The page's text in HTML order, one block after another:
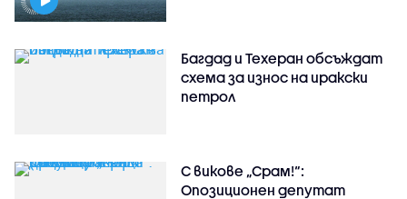
Багдад и Техеран обсъждат
схема за износ на иракски
петрол
С викове „Срам!“:
Опозиционен депутат